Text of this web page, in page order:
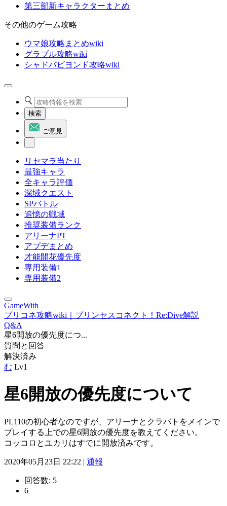
第三部新キャラクターまとめ
その他のゲーム攻略
ウマ娘攻略まとめwiki
グラブル攻略wiki
シャドバビヨンド攻略wiki
検索
ご意見
リセマラ当たり
最強キャラ
全キャラ評価
深域クエスト
SPバトル
追憶の戦域
推奨装備ランク
アリーナPT
アプデまとめ
才能開花優先度
専用装備1
専用装備2
GameWith
プリコネ攻略wiki｜プリンセスコネクト！Re:Dive解説
Q&A
星6開放の優先度につ...
質問と回答
解決済み
む Lv1
星6開放の優先度について
PL110の初心者なのですが、アリーナとクラバトをメインで
プレイする上での星6開放の優先度を教えてください。
コッコロとユカリはすでに開放済みです。
2020年05月23日 22:22 | 通報
回答数: 5
6